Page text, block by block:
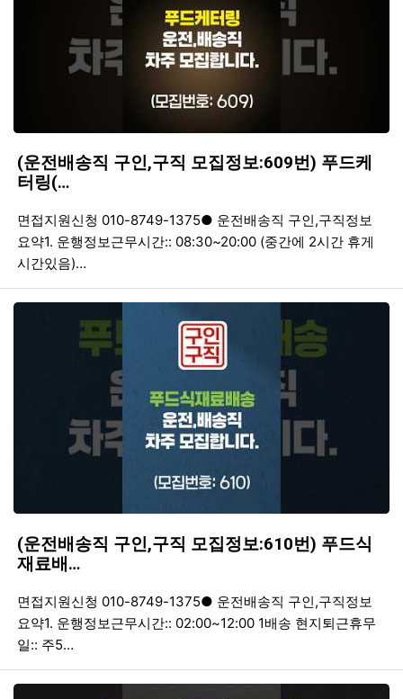
(운전배송직 구인,구직 모집정보:609번) 푸드케
터링(…
등록일
조회
면접지원신청 010-8749-1375● 운전배송직 구인,구직정보
요약1. 운행정보근무시간:: 08:30~20:00 (중간에 2시간 휴게
시간있음)…
(운전배송직 구인,구직 모집정보:610번) 푸드식
재료배…
등록일
조회
면접지원신청 010-8749-1375● 운전배송직 구인,구직정보
요약1. 운행정보근무시간:: 02:00~12:00 1배송 현지퇴근휴무
일:: 주5…